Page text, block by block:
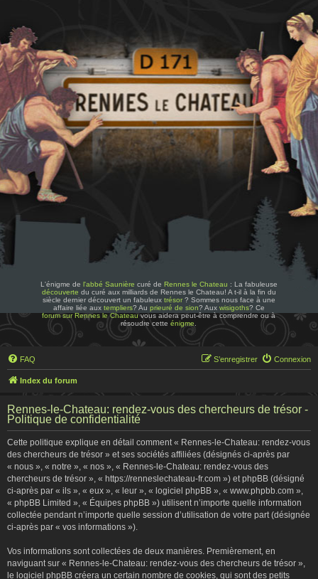
L'énigme de l'abbé Saunière curé de Rennes le Chateau : La fabuleuse
découverte du curé aux milliards de Rennes le Chateau! A t-il à la fin du
siècle dernier découvert un fabuleux trésor? Sommes nous face à une
affaire liée aux templiers? Au prieuré de sion? Aux wisigoths? Ce
forum sur Rennes le Chateauvous aidera peut-être à comprendre ou à
résoudre cetteénigme
FAQ Connexion
S’enregistrer
Index du forum
Rennes-le-Chateau: rendez-vous des chercheurs de trésor -
Politique de confidentialité
Cette politique explique en détail comment « Rennes-le-Chateau: rendez-vous
des chercheurs de trésor » et ses sociétés affiliées (désignés ci-après par
« nous », « notre », « nos », « Rennes-le-Chateau: rendez-vous des
chercheurs de trésor », « https://renneslechateau-fr.com ») et phpBB (désigné
ci-après par « ils », « eux », « leur », « logiciel phpBB », « www.phpbb.com »,
« phpBB Limited », « Équipes phpBB ») utilisent n’importe quelle information
collectée pendant n’importe quelle session d’utilisation de votre part (désignée
ci-après par « vos informations »).
Vos informations sont collectées de deux manières. Premièrement, en
naviguant sur « Rennes-le-Chateau: rendez-vous des chercheurs de trésor »,
le logiciel phpBB créera un certain nombre de cookies, qui sont des petits